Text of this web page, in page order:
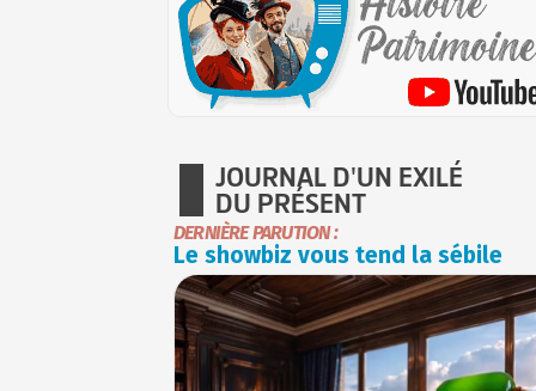
JOURNAL D'UN EXILÉ
DU PRÉSENT
DERNIÈRE PARUTION :
Le showbiz vous tend la sébile